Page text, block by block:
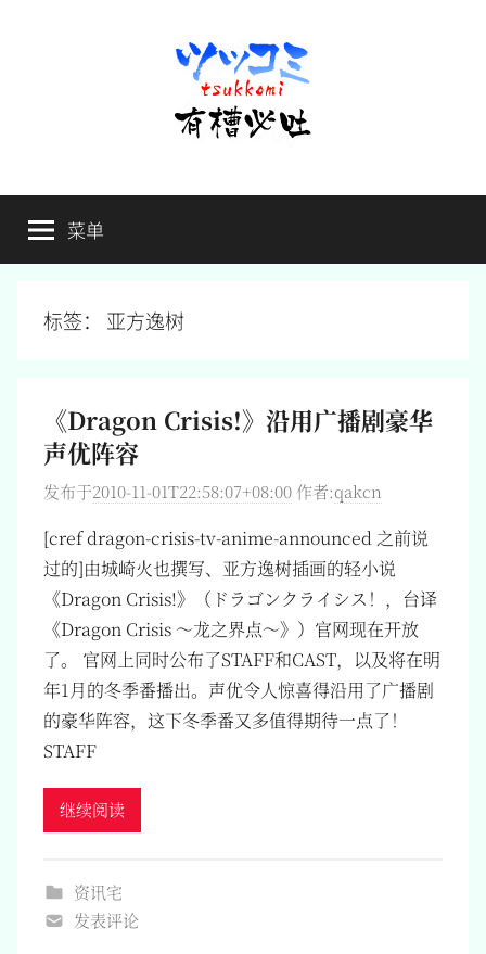
有
槽
必
槽，
毋
菜单
标签： 亚方逸树
《Dragon Crisis!》沿用广播剧豪华
声优阵容
发布于2010-11-01T22:58:07+08:00 作者:qakcn
[cref dragon-crisis-tv-anime-announced 之前说
过的]由城崎火也撰写、亚方逸树插画的轻小说
《Dragon Crisis!》（ドラゴンクライシス！，台译
《Dragon Crisis ～龙之界点～》）官网现在开放
了。 官网上同时公布了STAFF和CAST，以及将在明
年1月的冬季番播出。声优令人惊喜得沿用了广播剧
的豪华阵容，这下冬季番又多值得期待一点了！
STAFF
继续阅读
资讯宅
发表评论